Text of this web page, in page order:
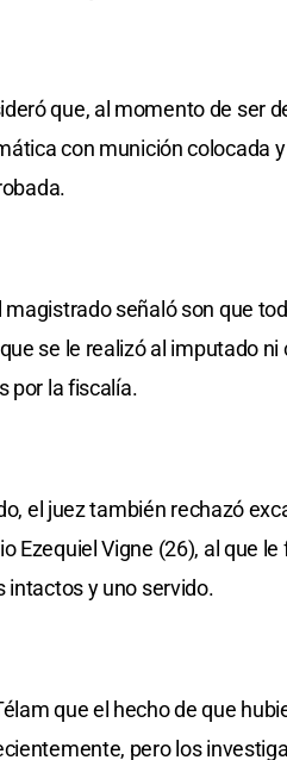
que, al momento de ser
con munición colocada
señaló son que
se le realizó al imputado
por la fiscalía.
el juez también rechazó
Ezequiel Vigne (26), al que
intactos y uno servido.
que el hecho de que
pero los